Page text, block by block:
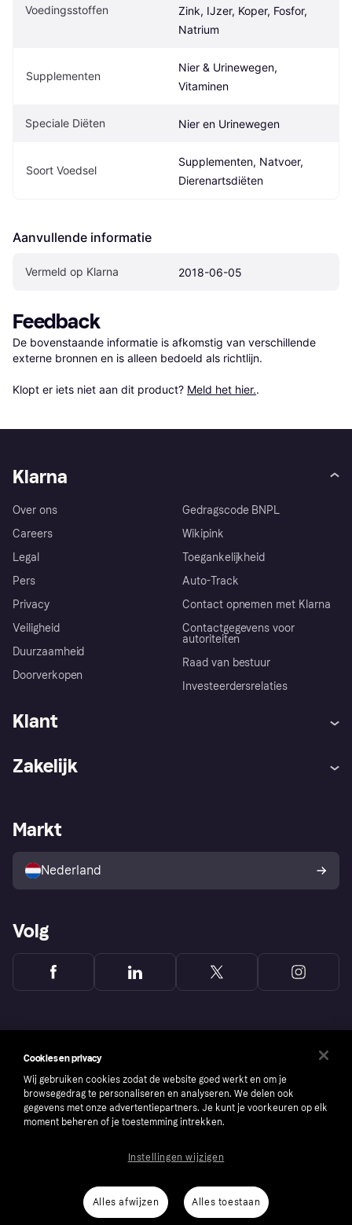
Voedingsstoffen
Zink, IJzer, Koper, Fosfor,
Natrium
Supplementen
Nier & Urinewegen,
Vitaminen
Speciale Diëten Nier en Urinewegen
Soort Voedsel
Supplementen, Natvoer,
Dierenartsdiëten
Aanvullende informatie
Vermeld op Klarna 2018-06-05
Feedback
De bovenstaande informatie is afkomstig van verschillende
externe bronnen en is alleen bedoeld als richtlijn.
Klopt er iets niet aan dit product? Meld het hier..
Klarna
Over ons
Careers
Legal
Pers
Privacy
Veiligheid
Duurzaamheid
Doorverkopen
Gedragscode BNPL
Wikipink
Toegankelijkheid
Auto-Track
Contact opnemen met Klarna
Contactgegevens voor
autoriteiten
Raad van bestuur
Investeerdersrelaties
Klant
Winkeloverzicht
Kopersbescherming voor
consumenten
Zakelijk
Zakelijke login
Markt
Nederland
Volg
number: 556737-0431
Cookies Klarna.com
Cookies en privacy
Wij gebruiken cookies zodat de website goed werkt en om je
browsegedrag te personaliseren en analyseren. We delen ook
gegevens met onze advertentiepartners. Je kunt je voorkeuren op elk
moment beheren of je toestemming intrekken.
Alles afwijzen Alles toestaan
Instellingen wijzigen